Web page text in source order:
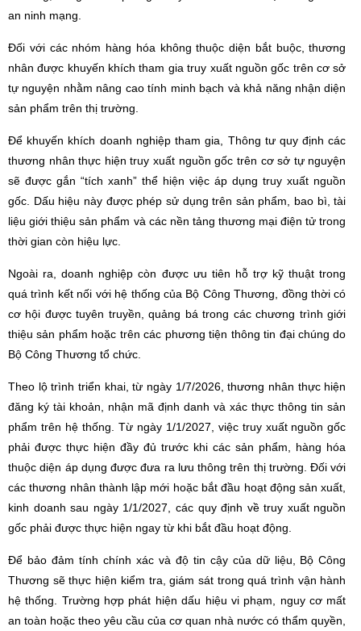
an ninh mạng.
Đối với các nhóm hàng hóa không thuộc diện bắt buộc, thương
nhân được khuyến khích tham gia truy xuất nguồn gốc trên cơ sở
tự nguyện nhằm nâng cao tính minh bạch và khả năng nhận diện
sản phẩm trên thị trường.
Để khuyến khích doanh nghiệp tham gia, Thông tư quy định các
thương nhân thực hiện truy xuất nguồn gốc trên cơ sở tự nguyện
sẽ được gắn “tích xanh” thể hiện việc áp dụng truy xuất nguồn
gốc. Dấu hiệu này được phép sử dụng trên sản phẩm, bao bì, tài
liệu giới thiệu sản phẩm và các nền tảng thương mại điện tử trong
thời gian còn hiệu lực.
Ngoài ra, doanh nghiệp còn được ưu tiên hỗ trợ kỹ thuật trong
quá trình kết nối với hệ thống của Bộ Công Thương, đồng thời có
cơ hội được tuyên truyền, quảng bá trong các chương trình giới
thiệu sản phẩm hoặc trên các phương tiện thông tin đại chúng do
Bộ Công Thương tổ chức.
Theo lộ trình triển khai, từ ngày 1/7/2026, thương nhân thực hiện
đăng ký tài khoản, nhận mã định danh và xác thực thông tin sản
phẩm trên hệ thống. Từ ngày 1/1/2027, việc truy xuất nguồn gốc
phải được thực hiện đầy đủ trước khi các sản phẩm, hàng hóa
thuộc diện áp dụng được đưa ra lưu thông trên thị trường. Đối với
các thương nhân thành lập mới hoặc bắt đầu hoạt động sản xuất,
kinh doanh sau ngày 1/1/2027, các quy định về truy xuất nguồn
gốc phải được thực hiện ngay từ khi bắt đầu hoạt động.
Để bảo đảm tính chính xác và độ tin cậy của dữ liệu, Bộ Công
Thương sẽ thực hiện kiểm tra, giám sát trong quá trình vận hành
hệ thống. Trường hợp phát hiện dấu hiệu vi phạm, nguy cơ mất
an toàn hoặc theo yêu cầu của cơ quan nhà nước có thẩm quyền,